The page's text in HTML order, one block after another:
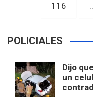
entradas116
POLICIALES
Dijo
un